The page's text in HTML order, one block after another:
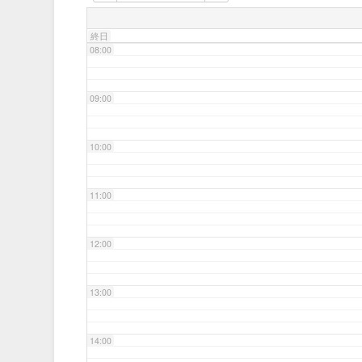
終日
08:00
09:00
10:00
11:00
12:00
13:00
14:00